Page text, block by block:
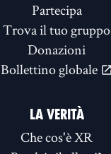
Partecipa
Trova il tuo gruppo
Donazioni
Bollettino globale
LA VERITÀ
Che cos'è XR